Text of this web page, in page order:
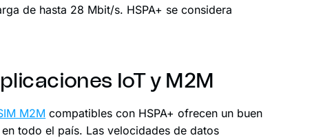
de hasta 28 Mbit/s. HSPA+ se considera
IoT y M2M
M2M compatibles con HSPA+ ofrecen un buen
todo el país. Las velocidades de datos